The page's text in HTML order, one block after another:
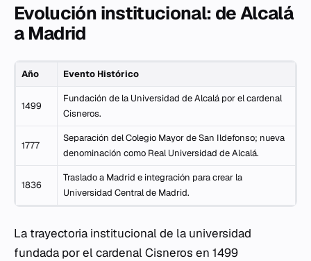
Evolución institucional: de Alcalá
a Madrid
Año Evento Histórico
1499
Fundación de la Universidad de Alcalá por el cardenal
Cisneros.
1777
Separación del Colegio Mayor de San Ildefonso; nueva
denominación como Real Universidad de Alcalá.
1836
Traslado a Madrid e integración para crear la
Universidad Central de Madrid.
La trayectoria institucional de la universidad
fundada por el cardenal Cisneros en 1499